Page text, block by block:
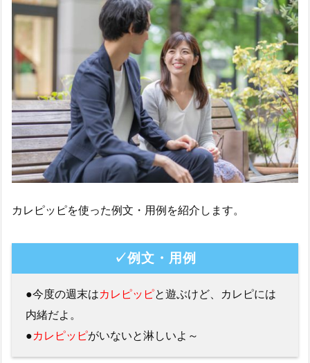
カレピッピを使った例文・用例を紹介します。
✓例文・用例
●今度の週末はカレピッピと遊ぶけど、カレピには
内緒だよ。
●カレピッピがいないと淋しいよ～